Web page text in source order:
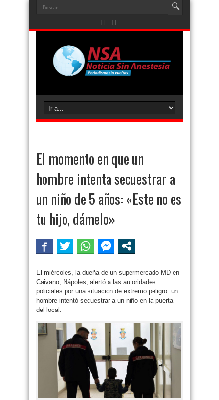
El momento en que un
hombre intenta secuestrar a
un niño de 5 años: «Este no es
tu hijo, dámelo»
El miércoles, la dueña de un supermercado MD en
Caivano, Nápoles, alertó a las autoridades
policiales por una situación de extremo peligro: un
hombre intentó secuestrar a un niño en la puerta
del local.